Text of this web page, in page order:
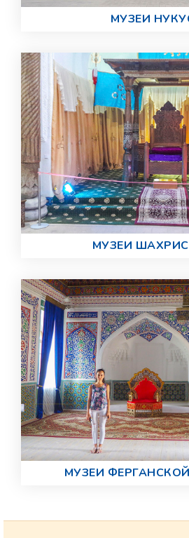
МУЗЕИ
МУЗЕИ
МУЗЕИ